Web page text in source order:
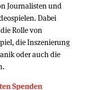
Journalisten und
Dabei
Rolle von
die Inszenierung
oder auch die
Spenden